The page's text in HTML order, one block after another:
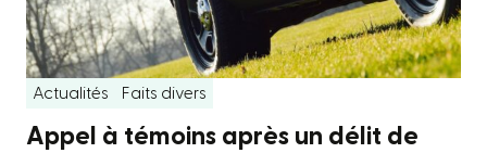
Actualités Faits divers
Appel à témoins après un délit de